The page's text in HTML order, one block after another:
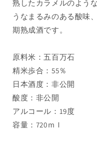
箱
入
り
の
数
量
を
減
ら
箱
入
の
量
増
熟したカラメルのよう
うなまるみのある酸味
期熟成酒です。
原料米：五百万石
精米歩合：55％
日本酒度：非公開
酸度：非公開
アルコール：19度
容量：720ｍｌ